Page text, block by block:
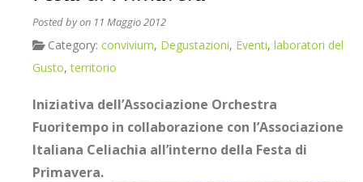
Posted byon 11 Maggio 2012
Category: convivium, Degustazioni, Eventi, laboratori del
Gusto,territorio
Iniziativa dell’Associazione Orchestra
Fuoritempo in collaborazione con l’Associazione
Italiana Celiachia all’interno della Festa di
Primavera.